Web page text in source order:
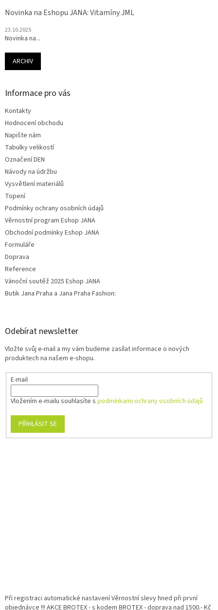
Novinka na Eshopu JANA: Vitamíny JML
23.10.2025
Novinka na...
ARCHIV
Informace pro vás
Kontakty
Hodnocení obchodu
Napište nám
Tabulky velikostí
Označení DEN
Návody na údržbu
Vysvětlení materiálů
Topení
Podmínky ochrany osobních údajů
Věrnostní program Eshop JANA
Obchodní podmínky Eshop JANA
Formuláře
Doprava
Reference
Vánoční soutěž 2025 Eshop JANA
Butik Jana Praha a Jana Praha Fashion:
Odebírat newsletter
Vložte svůj e-mail a my vám budeme zasílat informace o nových
produktech na našem e-shopu.
E-mail
Vložením e-mailu souhlasíte s podmínkami ochrany osobních údajů
PŘIHLÁSIT SE
Při registraci automatické nastavení Věrnostní slevy hned při první
objednávce !!! AKCE BROTEX - s kodem BROTEX - doprava nad 1500.- Kč